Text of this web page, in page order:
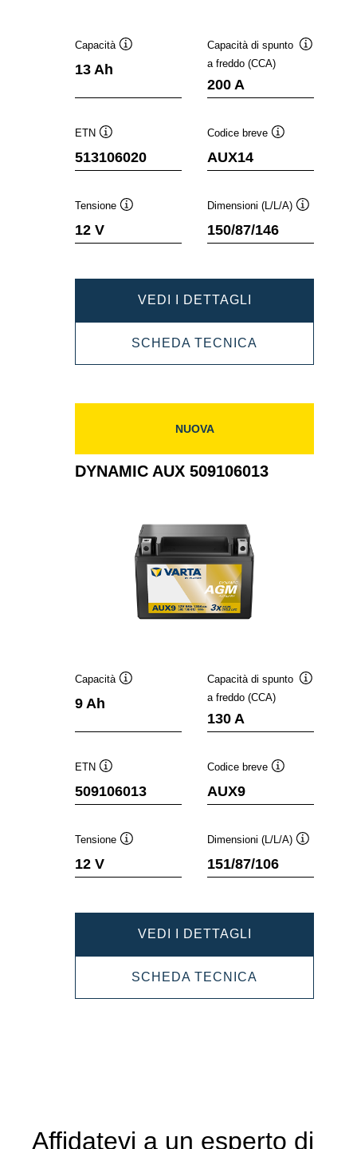
Capacità
13 Ah
Capacità di spunto
a freddo (CCA)
200 A
ETN
comando
513106020
Codice breve
AUX14
Tensione
12 V
Dimensioni (L/L/A)
150/87/146
VEDI I DETTAGLI
AUX
513106020
SCHEDA TECNICA
AUX
NUOVA
DYNAMIC AUX 509106013
Capacità
9 Ah
Capacità di spunto
a freddo (CCA)
130 A
ETN
comando
509106013
Codice breve
AUX9
Tensione
12 V
Dimensioni (L/L/A)
151/87/106
VEDI I DETTAGLI
AUX
509106013
SCHEDA TECNICA
AUX
Affidatevi a un esperto di